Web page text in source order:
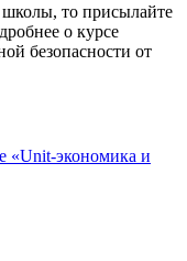
школы, то присылайте
о курсе
безопасности от
«Unit-экономика и